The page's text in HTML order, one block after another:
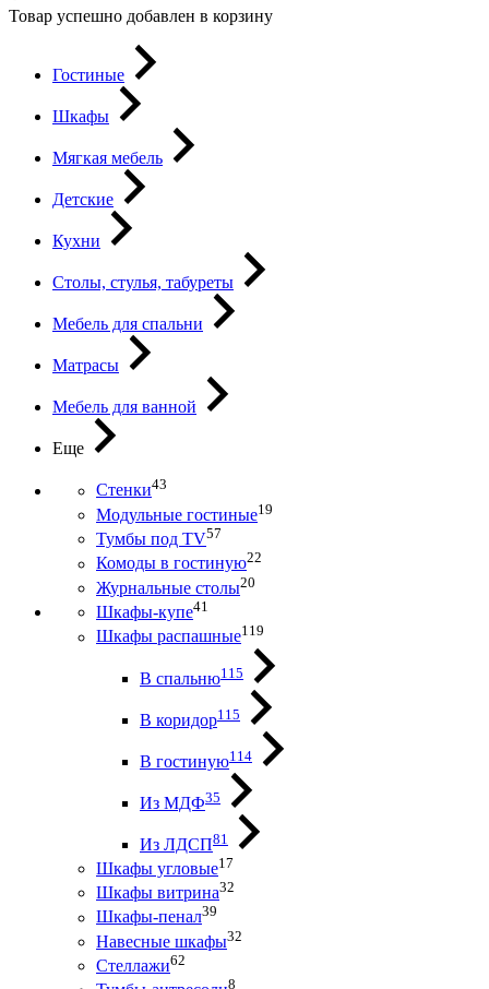
Товар успешно добавлен в корзину
Гостиные
Шкафы
Мягкая мебель
Детские
Кухни
Столы, стулья, табуреты
Мебель для спальни
Матрасы
Мебель для ванной
Еще
Стенки43
Модульные гостиные19
Тумбы под ТV57
Комоды в гостиную22
Журнальные столы20
Шкафы-купе41
Шкафы распашные119
В спальню115
В коридор115
В гостиную114
Из МДФ35
Из ЛДСП81
Шкафы угловые17
Шкафы витрина32
Шкафы-пенал39
Навесные шкафы32
Стеллажи62
8